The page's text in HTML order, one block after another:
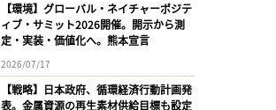
【環境】グローバル・ネイチャーポジテ
ィブ・サミット2026開催。開示から測
定・実装・価値化へ。熊本宣言
2026/07/17
【戦略】日本政府、循環経済行動計画発
表。金属資源の再生素材供給目標も設定